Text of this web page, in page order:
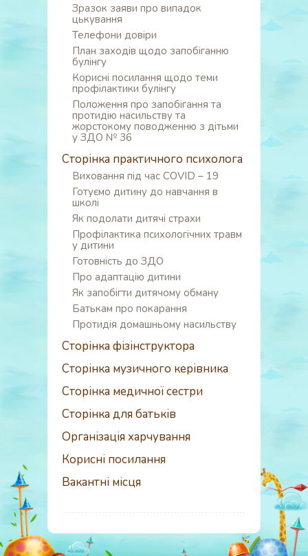
Зразок заяви про випадок
цькування
Телефони довіри
План заходів щодо запобіганню
булінгу
Корисні посилання щодо теми
профілактики булінгу
Положення про запобігання та
протидію насильству та
жорстокому поводженню з дітьми
у ЗДО № 36
Сторінка практичного психолога
Виховання під час COVID – 19
Готуємо дитину до навчання в
школі
Як подолати дитячі страхи
Профілактика психологічних травм
у дитини
Готовність до ЗДО
Про адаптацію дитини
Як запобігти дитячому обману
Батькам про покарання
Протидія домашньому насильству
Сторінка фізінструктора
Сторінка музичного керівника
Сторінка медичної сестри
Сторінка для батьків
Організація харчування
Корисні посилання
Вакантні місця